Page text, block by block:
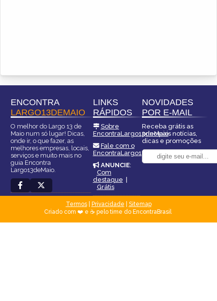
ENCONTRA
LARGO13DEMAIO
O melhor do Largo 13 de
Maio num só lugar! Dicas,
onde ir, o que fazer, as
melhores empresas, locais,
serviços e muito mais no
guia Encontra
Largo13deMaio.
LINKS
RÁPIDOS
Sobre
EncontraLargo13deMaio
Fale com o
EncontraLargo13deMaio
ANUNCIE:
Com
destaque |
Grátis
NOVIDADES
POR E-MAIL
Receba grátis as
principais notícias,
dicas e promoções
Termos| Privacidade
Sitemap
Criado com ❤️ e ☕ pelo time do EncontraBrasil